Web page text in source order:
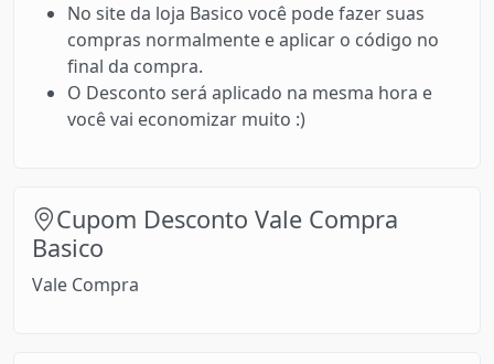
No site da loja Basico você pode fazer suas
compras normalmente e aplicar o código no
final da compra.
O Desconto será aplicado na mesma hora e
você vai economizar muito :)
Cupom Desconto Vale Compra
Basico
Vale Compra